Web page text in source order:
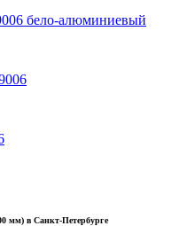
мм) в Санкт‑Петербурге